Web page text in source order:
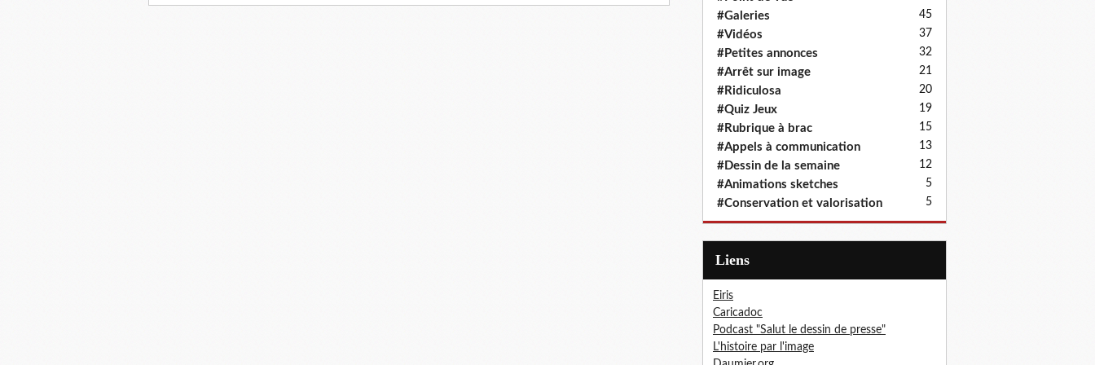
#Galeries 45
#Vidéos 37
#Petites annonces 32
#Arrêt sur image 21
#Ridiculosa 20
#Quiz Jeux 19
#Rubrique à brac 15
#Appels à communication 13
#Dessin de la semaine 12
#Animations sketches 5
#Conservation et valorisation 5
Liens
Eiris
Caricadoc
Podcast "Salut le dessin de presse"
L'histoire par l'image